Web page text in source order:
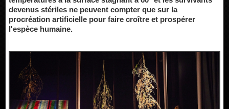
devenus stériles ne peuvent compter que sur la
procréation artificielle pour faire croître et prospérer
l'espèce humaine.